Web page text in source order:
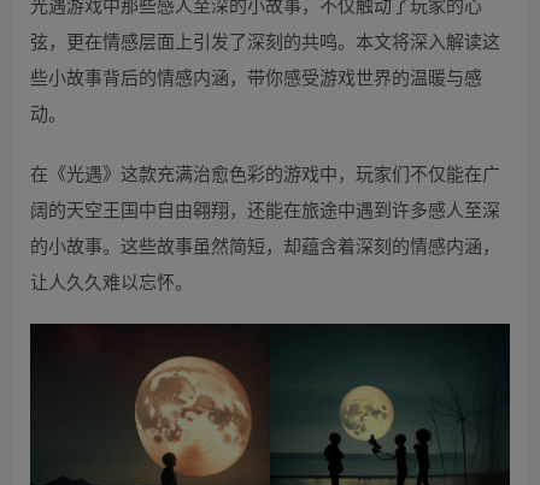
弦，更在情感层面上引发了深刻的共鸣。本文将深入解读这
些小故事背后的情感内涵，带你感受游戏世界的温暖与感
动。
在《光遇》这款充满治愈色彩的游戏中，玩家们不仅能在广
阔的天空王国中自由翱翔，还能在旅途中遇到许多感人至深
的小故事。这些故事虽然简短，却蕴含着深刻的情感内涵，
让人久久难以忘怀。